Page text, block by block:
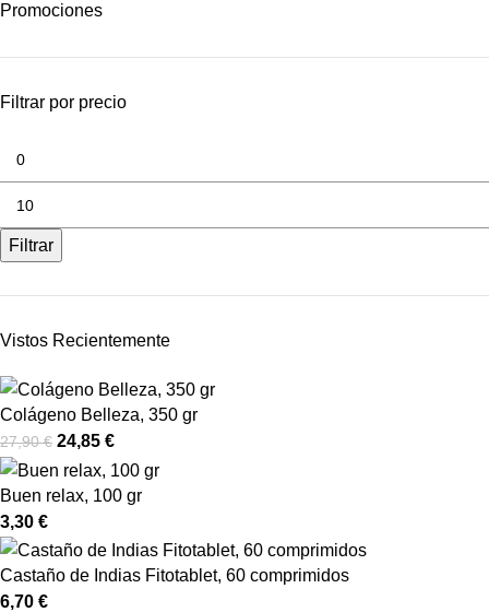
Promociones
Filtrar por precio
Filtrar
Vistos Recientemente
Colágeno Belleza, 350 gr
27,90€ 24,85 €
Buen relax, 100 gr
3,30 €
Castaño de Indias Fitotablet, 60 comprimidos
6,70 €